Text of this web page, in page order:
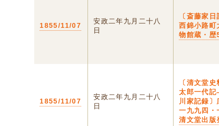
1855/11/07
安政二年九月二十八
日
〔斎藤家
西錦小路町
物館蔵・歴
1855/11/07
安政二年九月二十八
日
〔清文堂
太郎一代
川家記録
一九九四
清文堂出版